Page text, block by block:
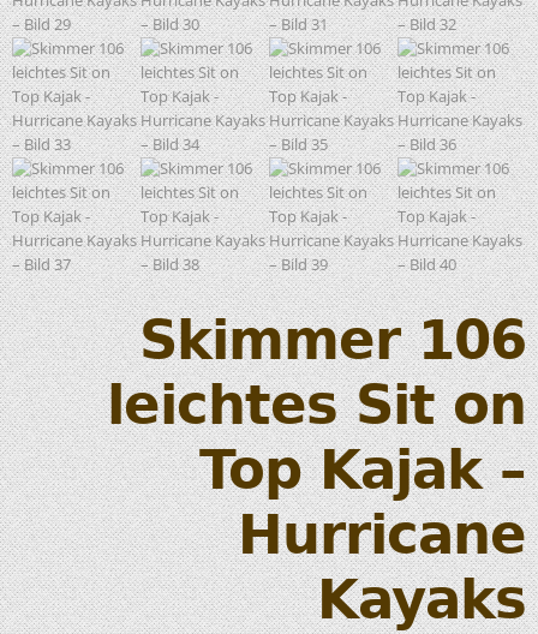
Skimmer 106
leichtes Sit on
Top Kajak –
Hurricane
Kayaks